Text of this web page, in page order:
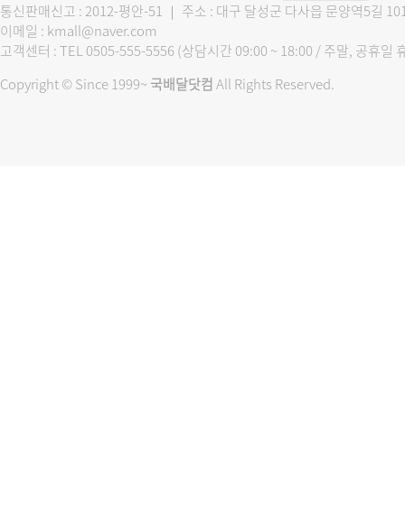
통신판매신고 : 2012-평안-51 ｜ 주소 : 대구 달성군 다사읍 문양역5길
이메일 : kmall@naver.com
고객센터 : TEL 0505-555-5556 (상담시간 09:00 ~ 18:00 / 주말, 공휴일
Copyright © Since 1999~ 국배달닷컴 All Rights Reserved.